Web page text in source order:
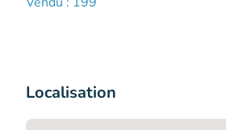
Localisation